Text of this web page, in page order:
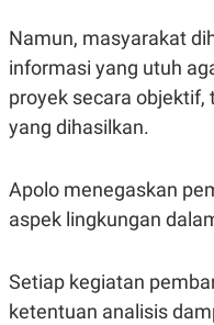
M
Y
E
.
I
D
L
A
G
N
C
T
K
I
R
A
I
E
Namun, masyarakat
informasi yang utuh
proyek secara
yang dihasilkan.
Apolo menegaskan
aspek lingkungan
Setiap kegiatan
ketentuan analisis